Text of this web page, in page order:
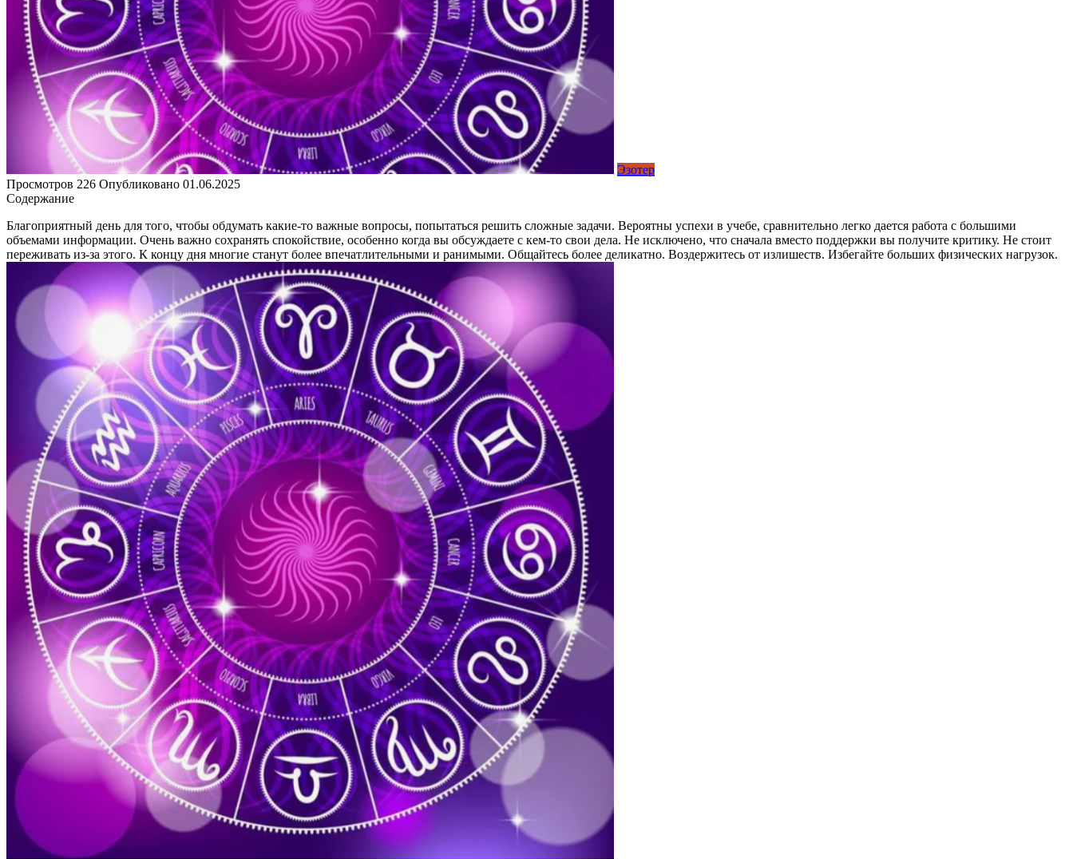
Эзотер
Просмотров 226 Опубликовано 01.06.2025
Содержание
Благоприятный день для того, чтобы обдумать какие-то важные вопросы, попытаться решить сложные задачи. Вероятны успехи в учебе, сравнительно легко дается работа с большими
объемами информации. Очень важно сохранять спокойствие, особенно когда вы обсуждаете с кем-то свои дела. Не исключено, что сначала вместо поддержки вы получите критику. Не стоит
переживать из-за этого. К концу дня многие станут более впечатлительными и ранимыми. Общайтесь более деликатно. Воздержитесь от излишеств. Избегайте больших физических нагрузок.